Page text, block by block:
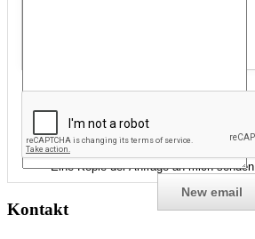
Eine Kopie der Anfrage an mich senden
Kontakt